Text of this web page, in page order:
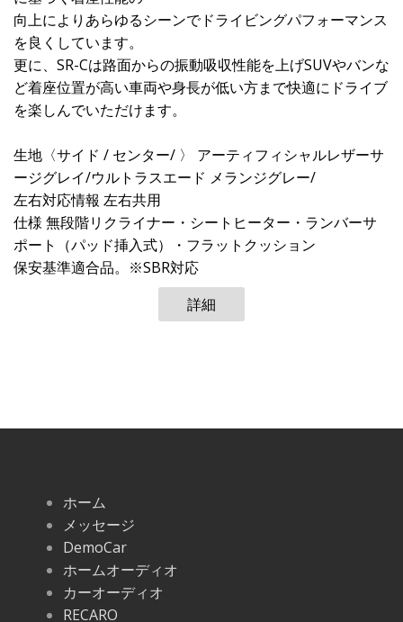
向上によりあらゆるシーンでドライビングパフォーマンス
を良くしています。
更に、SR-Cは路面からの振動吸収性能を上げSUVやバンな
ど着座位置が高い車両や身長が低い方まで快適にドライブ
を楽しんでいただけます。
生地〈サイド / センター/ 〉 アーティフィシャルレザーサ
ージグレイ/ウルトラスエード メランジグレー/
左右対応情報 左右共用
仕様 無段階リクライナー・シートヒーター・ランバーサ
ポート（パッド挿入式）・フラットクッション
保安基準適合品。※SBR対応
詳細
ホーム
メッセージ
DemoCar
ホームオーディオ
カーオーディオ
RECARO